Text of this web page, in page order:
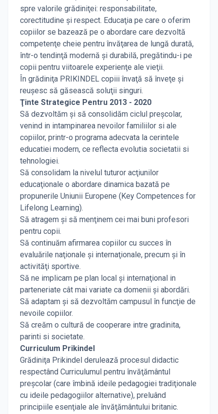
spre valorile grădiniţei: responsabilitate,
corectitudine şi respect. Educaţia pe care o oferim
copiilor se bazează pe o abordare care dezvoltă
competenţe cheie pentru învăţarea de lungă durată,
într-o tendinţă modernă şi durabilă, pregătindu-i pe
copii pentru viitoarele experienţe ale vieţii.
În grădiniţa PRIKINDEL copiii învaţă să înveţe şi
reuşesc să găsească soluţii singuri.
Ţinte Strategice Pentru 2013 - 2020
Să dezvoltăm şi să consolidăm ciclul preşcolar,
venind in intampinarea nevoilor familiilor si ale
copiilor, printr-o programa adecvata la cerintele
educatiei modern, ce reflecta evolutia societatii si
tehnologiei.
Să consolidam la nivelul tuturor acţiunilor
educaţionale o abordare dinamica bazată pe
propunerile Uniunii Europene (Key Competences for
Lifelong Learning).
Să atragem şi să menţinem cei mai buni profesori
pentru copii.
Să continuăm afirmarea copiilor cu succes în
evaluările naţionale şi internaţionale, precum şi în
activităţi sportive.
Să ne implicam pe plan local şi internaţional in
parteneriate cât mai variate ca domenii şi abordări.
Să adaptam şi să dezvoltăm campusul în funcţie de
nevoile copiilor.
Să creăm o cultură de cooperare intre gradinita,
parinti si societate.
Curriculum Prikindel
Grădiniţa Prikindel derulează procesul didactic
respectând Curriculumul pentru învăţământul
preşcolar (care îmbină ideile pedagogiei tradiţionale
cu ideile pedagogiilor alternative), preluând
principiile esenţiale ale învăţământului britanic.